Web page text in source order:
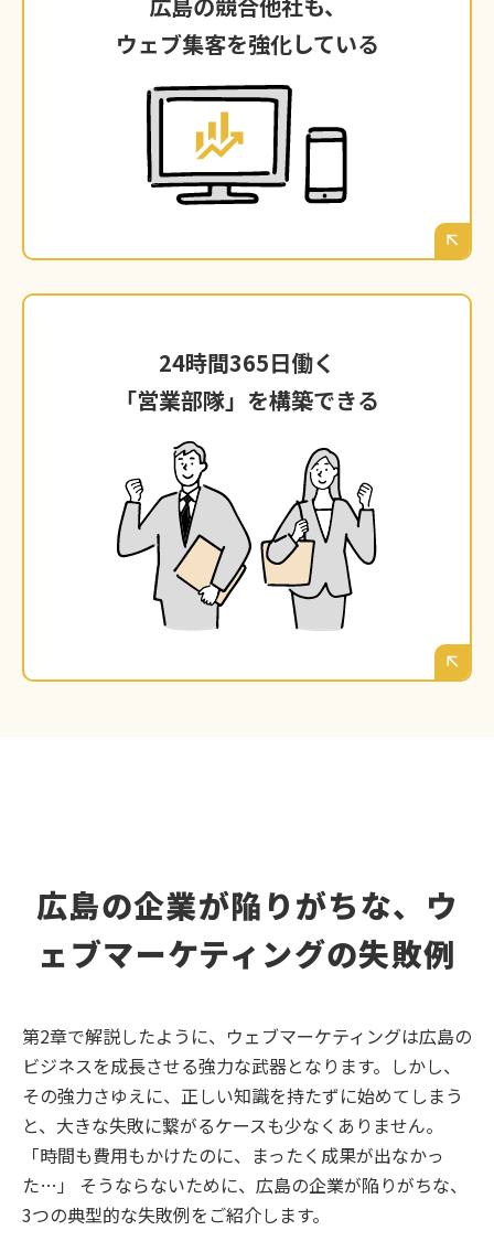
ウェブ集客を強化している
ウェブ集客を強化している
あなたがウェブマーケティングに手をつけてい
ない間にも、広島の競合他社はブログを書き、
広告を出し、SNSで顧客と繋がっています。そ
の差は、日に日に開いていくだけです。
24時間365日働く
「営業部隊」を構築できる
24時間365日働く
「営業部隊」を構築できる
ウェブマーケティングの仕組みが一度回り始め
れば、それはあなたが寝ている間も、広島のお
客様からの問い合わせや注文を受け付け、あな
たの会社の魅力を伝え続けてくれる、
わずに働き続ける最強の「営業部隊」
広島の企業が陥りがちな、ウ
ェブマーケティングの失敗例
第2章で解説したように、ウェブマーケティングは広島の
ビジネスを成長させる強力な武器となります。しかし、
その強力さゆえに、正しい知識を持たずに始めてしまう
と、大きな失敗に繋がるケースも少なくありません。
「時間も費用もかけたのに、まったく成果が出なかっ
た…」 そうならないために、広島の企業が陥りがちな、
3つの典型的な失敗例をご紹介します。